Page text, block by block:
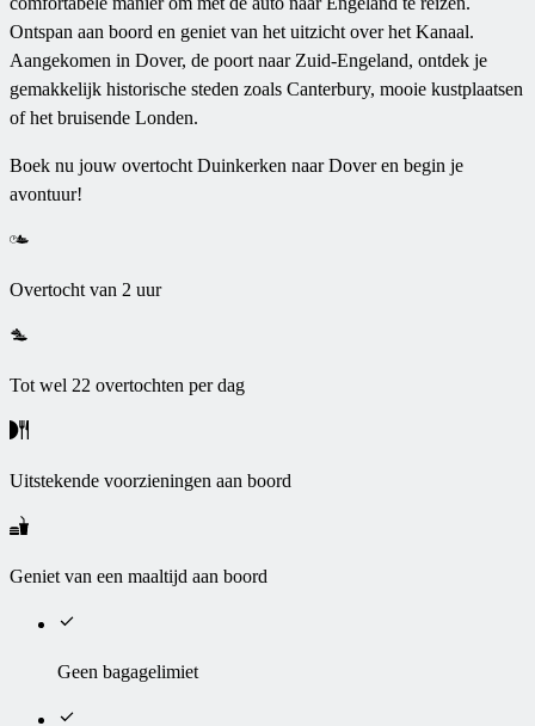
Ontspan aan boord en geniet van het uitzicht over het Kanaal.
Aangekomen in Dover, de poort naar Zuid-Engeland, ontdek je
gemakkelijk historische steden zoals Canterbury, mooie kustplaatsen
of het bruisende Londen.
Boek nu jouw overtocht Duinkerken naar Dover en begin je
avontuur!
Overtocht van 2 uur
Tot wel 22 overtochten per dag
Uitstekende voorzieningen aan boord
Geniet van een maaltijd aan boord
Geen bagagelimiet